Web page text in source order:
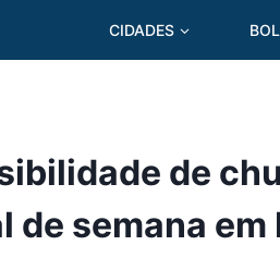
CIDADES
de
semana em